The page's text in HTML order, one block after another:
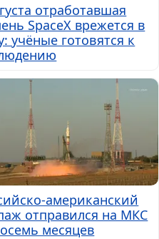
отработавшая
SpaceX врежется в
учёные готовятся к
американский
отправился на МКС
месяцев